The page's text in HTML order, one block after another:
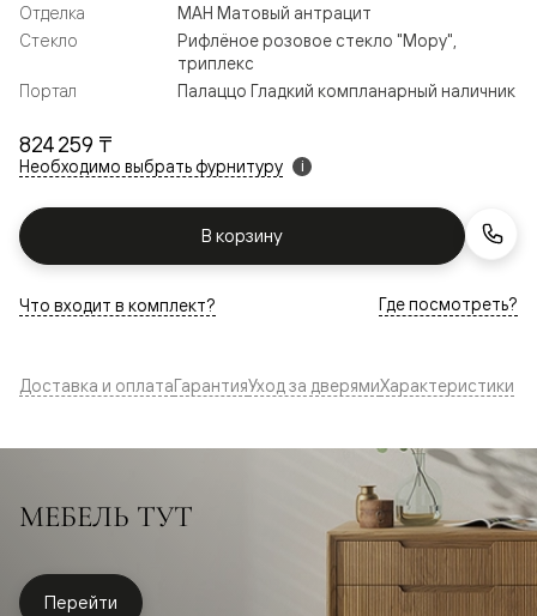
824 259 ₸
Необходимо выбрать фурнитуру i
В корзину
Отделка
МАН Матовый антрацит
Стекло
Рифлёное розовое стекло "Мору",
триплекс
Портал
Палаццо Гладкий компланарный наличник
Что входит в комплект? Где посмотреть?
Доставка и оплатаГарантияУход за дверямиХарактеристики
МЕБЕЛЬ ТУТ
Перейти